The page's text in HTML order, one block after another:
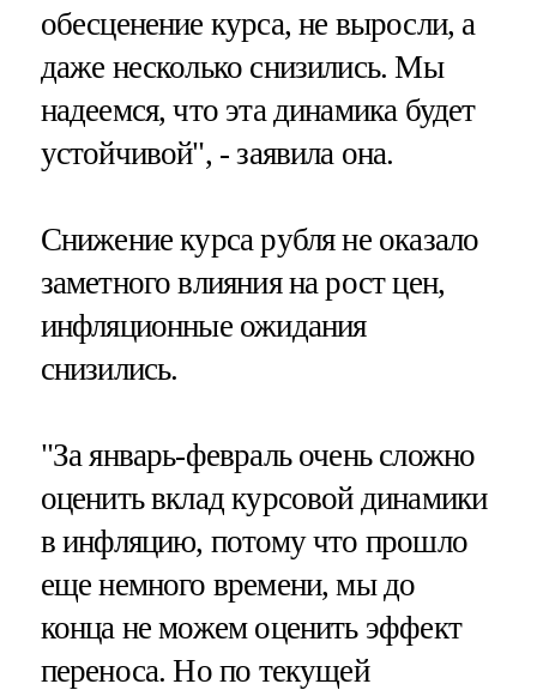
обесценение курса, не выросли, а
даже несколько снизились. Мы
надеемся, что эта динамика будет
устойчивой", - заявила она.
Снижение курса рубля не оказало
заметного влияния на рост цен,
инфляционные ожидания
снизились.
"За январь-февраль очень сложно
оценить вклад курсовой динамики
в инфляцию, потому что прошло
еще немного времени, мы до
конца не можем оценить эффект
переноса. Но по текущей